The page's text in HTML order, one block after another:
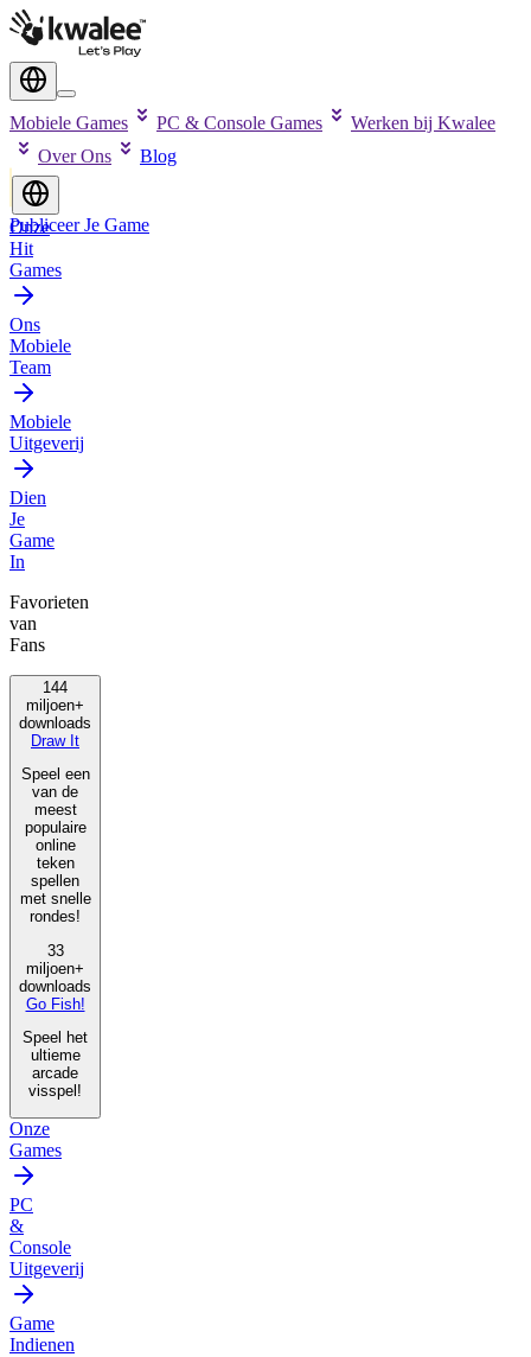
Mobiele Games PC & Console Games
Werken bij Kwalee
Over Ons
Blog
Publiceer Je Game
Onze
Hit
Games
Ons
Mobiele
Team
Mobiele
Uitgeverij
Dien
Je
Game
In
Favorieten
van
Fans
144
miljoen+
downloads
Draw It
Speel een
van de
meest
populaire
online
teken
spellen
met snelle
rondes!
33
miljoen+
downloads
Go Fish!
Speel het
ultieme
arcade
visspel!
Onze
Games
PC
&
Console
Uitgeverij
Game
Indienen